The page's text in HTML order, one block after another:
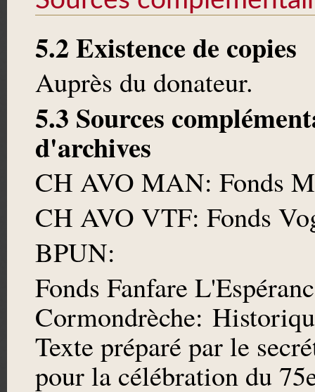
5.2 Existence de copies
Auprès du donateur.
5.3 Sources
d'archives
CH AVO MAN: Fonds
CH AVO VTF: Fonds
BPUN:
Fonds Fanfare
Cormondrèche:
Texte préparé par le
pour la célébration du